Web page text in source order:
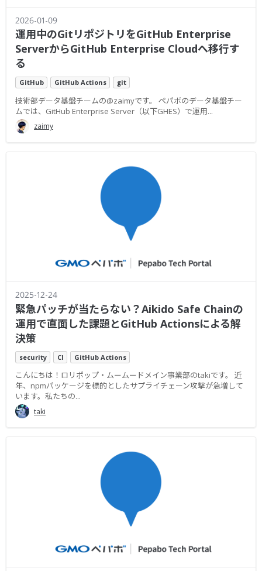
2026-01-09
運用中のGitリポジトリをGitHub Enterprise
ServerからGitHub Enterprise Cloudへ移行す
る
GitHub GitHub Actions git
技術部データ基盤チームの@zaimyです。 ペパボのデータ基盤チー
ムでは、GitHub Enterprise Server（以下GHES）で運用...
zaimy
2025-12-24
緊急パッチが当たらない？Aikido Safe Chainの
運用で直面した課題とGitHub Actionsによる解
決策
security CI GitHub Actions
こんにちは！ロリポップ・ムームードメイン事業部のtakiです。 近
年、npmパッケージを標的としたサプライチェーン攻撃が急増して
います。私たちの...
taki